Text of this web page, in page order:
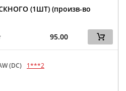
(1ШТ) (произв-во
95.00
(DC)
1***2